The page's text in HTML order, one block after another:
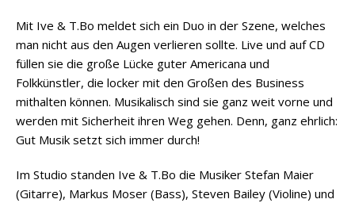
Mit Ive & T.Bo meldet sich ein Duo in der Szene, welches
man nicht aus den Augen verlieren sollte. Live und auf CD
füllen sie die große Lücke guter Americana und
Folkkünstler, die locker mit den Großen des Business
mithalten können. Musikalisch sind sie ganz weit vorne und
werden mit Sicherheit ihren Weg gehen. Denn, ganz ehrlich:
Gut Musik setzt sich immer durch!
Im Studio standen Ive & T.Bo die Musiker Stefan Maier
(Gitarre), Markus Moser (Bass), Steven Bailey (Violine) und